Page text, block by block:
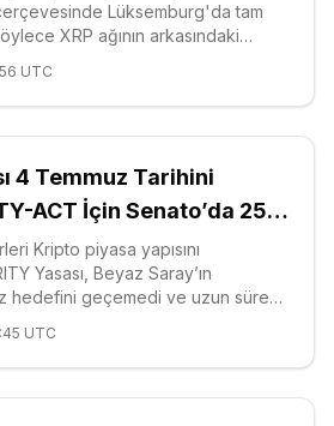
Lüksemburg'da tam
XRP ağının arkasındaki
UTC
4 Temmuz Tarihini
ACT İçin Senato’da 25
Kaldı
Kripto piyasa yapısını
Yasası, Beyaz Saray’ın
hedefini geçemedi ve uzun süredir
— yani 25 günlük dar bir pencere
Varlıklar Ça
UTC